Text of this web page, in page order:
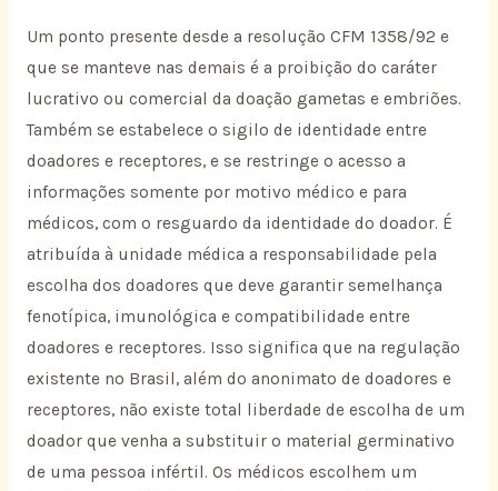
Um ponto presente desde a resolução CFM 1358/92 e
que se manteve nas demais é a proibição do caráter
lucrativo ou comercial da doação gametas e embriões.
Também se estabelece o sigilo de identidade entre
doadores e receptores, e se restringe o acesso a
informações somente por motivo médico e para
médicos, com o resguardo da identidade do doador. É
atribuída à unidade médica a responsabilidade pela
escolha dos doadores que deve garantir semelhança
fenotípica, imunológica e compatibilidade entre
doadores e receptores. Isso significa que na regulação
existente no Brasil, além do anonimato de doadores e
receptores, não existe total liberdade de escolha de um
doador que venha a substituir o material germinativo
de uma pessoa infértil. Os médicos escolhem um